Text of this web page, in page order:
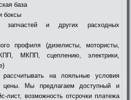
база
боксы
запчастей и других расходных
профиля (дизелисты, мотористы,
МКПП, сцеплению, электрики,
на лояльные условия
Мы предлагаем доступный и
лист, возможность отсрочки платежа